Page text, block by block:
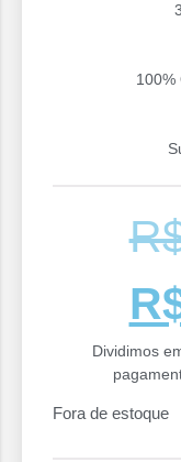
100%
Dividimos
Fora de estoque